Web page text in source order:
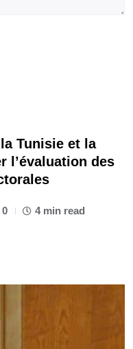
Tunisie et la
l’évaluation des
0 4 min read